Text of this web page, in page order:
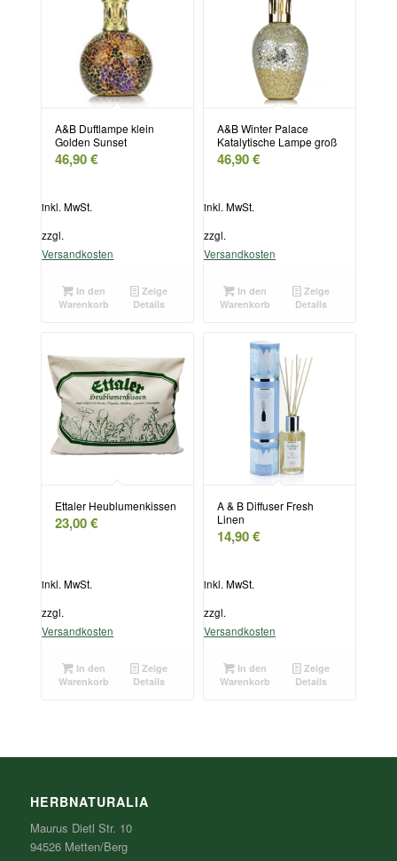
A&B Duftlampe klein
Golden Sunset
46,90€
inkl. MwSt.
zzgl.
Versandkosten
In den
Warenkorb
Zeige
Details
A&B Winter Palace
Katalytische Lampe groß
46,90€
inkl. MwSt.
zzgl.
Versandkosten
In den
Warenkorb
Zeige
Details
Ettaler Heublumenkissen
23,00€
inkl. MwSt.
zzgl.
Versandkosten
In den
Warenkorb
Zeige
Details
A & B Diffuser Fresh
Linen
14,90€
inkl. MwSt.
zzgl.
Versandkosten
In den
Warenkorb
Zeige
Details
HERBNATURALIA
Maurus Dietl Str. 10
94526 Metten/Berg